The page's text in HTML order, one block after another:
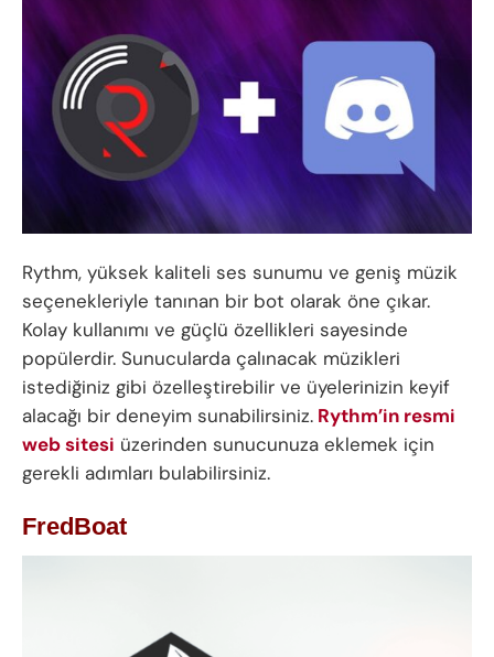
Rythm, yüksek kaliteli ses sunumu ve geniş müzik
seçenekleriyle tanınan bir bot olarak öne çıkar.
Kolay kullanımı ve güçlü özellikleri sayesinde
popülerdir. Sunucularda çalınacak müzikleri
istediğiniz gibi özelleştirebilir ve üyelerinizin keyif
alacağı bir deneyim sunabilirsiniz. Rythm’in resmi
web sitesi üzerinden sunucunuza eklemek için
gerekli adımları bulabilirsiniz.
FredBoat